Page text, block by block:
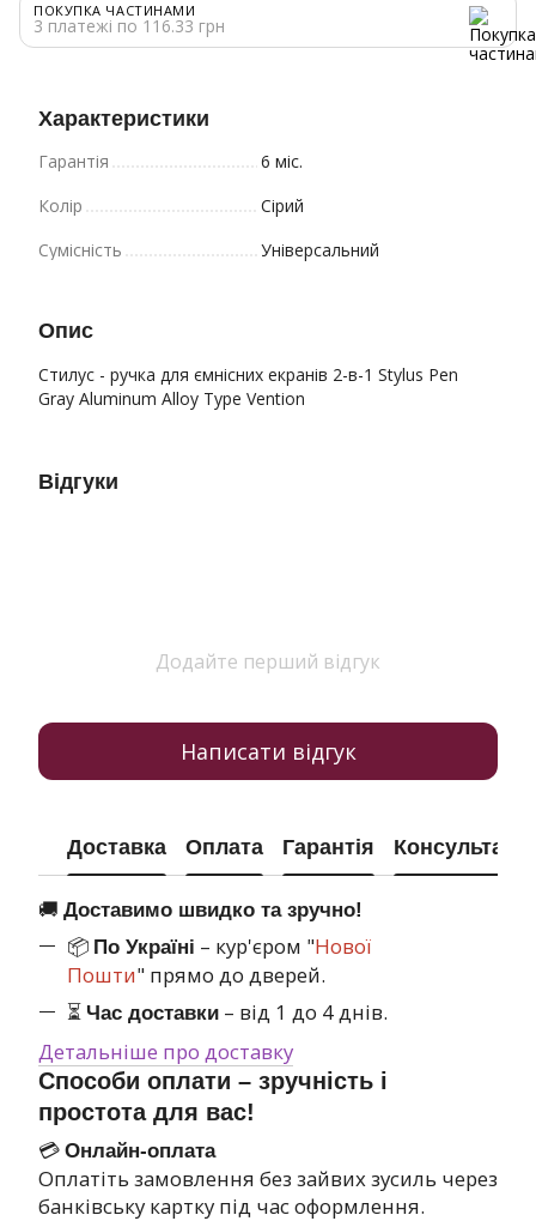
ПОКУПКА ЧАСТИНАМИ
3 платежі по 116.33 грн
Характеристики
Гарантія
6 міс.
Колір
Сірий
Сумісність
Універсальний
Опис
Стилус - ручка для ємнісних екранів 2-в-1 Stylus Pen
Gray Aluminum Alloy Type Vention
Відгуки
Додайте перший відгук
Написати відгук
Доставка Оплата Гарантія Консультація
🚚 Доставимо швидко та зручно!
📦 По Україні – кур'єром "Нової
Пошти" прямо до дверей.
⏳ Час доставки – від 1 до 4 днів.
Детальніше про доставку
Способи оплати – зручність і
простота для вас!
💳 Онлайн-оплата
Оплатіть замовлення без зайвих зусиль через
банківську картку під час оформлення.